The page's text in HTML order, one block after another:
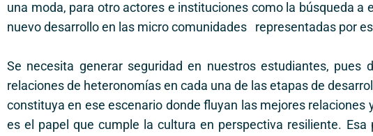
una moda, para otro actores e instituciones como la búsqueda
nuevo desarrollo en las micro comunidades representadas por
Se necesita generar seguridad en nuestros estudiantes,
relaciones de heteronomías en cada una de las etapas de
constituya en ese escenario donde fluyan las mejores
es el papel que cumple la cultura en perspectiva resiliente.